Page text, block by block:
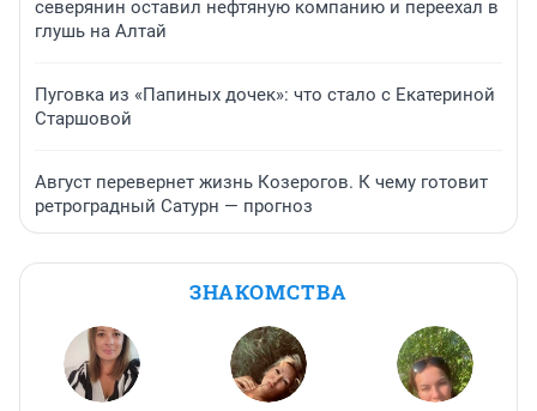
северянин оставил нефтяную компанию и переехал в
глушь на Алтай
Пуговка из «Папиных дочек»: что стало с Екатериной
Старшовой
Август перевернет жизнь Козерогов. К чему готовит
ретроградный Сатурн — прогноз
ЗНАКОМСТВА